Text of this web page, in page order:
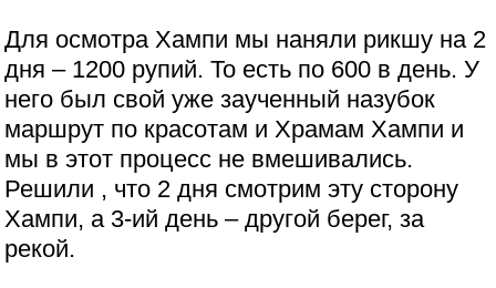
Для осмотра Хампи мы наняли рикшу на 2
дня – 1200 рупий. То есть по 600 в день. У
него был свой уже заученный назубок
маршрут по красотам и Храмам Хампи и
мы в этот процесс не вмешивались.
Решили , что 2 дня смотрим эту сторону
Хампи, а 3-ий день – другой берег, за
рекой.